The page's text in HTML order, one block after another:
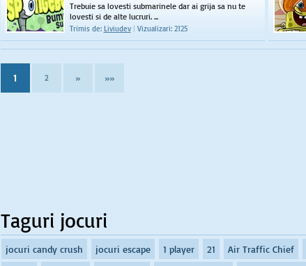
Trebuie sa lovesti submarinele dar ai grija sa nu te
lovesti si de alte lucruri. ...
Trimis de: Liviudev Vizualizari: 2125
1 2 » »»
Taguri jocuri
jocuri candy crush jocuri escape 1 player 21 Air Traffic Chief